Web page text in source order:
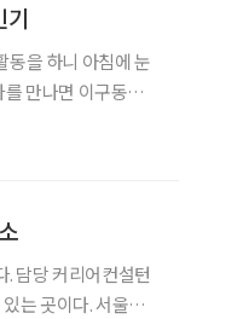
기
동을 하니 아침에 눈
만나면 이구동성으
. 담당 커리어컨설턴
는 곳이다. 서울부